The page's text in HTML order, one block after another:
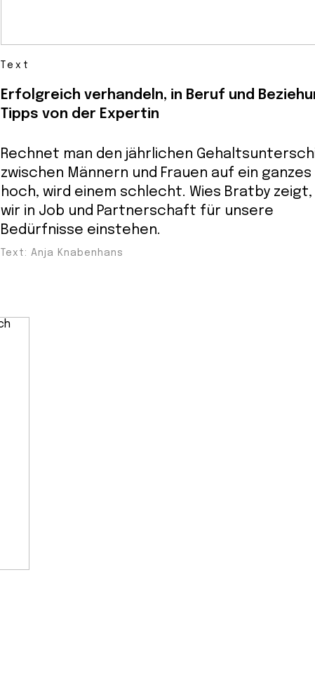
Text
Erfolgreich verhandeln, in Beruf und
Tipps von der Expertin
Rechnet man den jährlichen
zwischen Männern und Frauen auf ein ganzes
hoch, wird einem schlecht. Wies Bratby zeigt,
wir in Job und Partnerschaft für unsere
Bedürfnisse einstehen.
Text: Anja Knabenhans